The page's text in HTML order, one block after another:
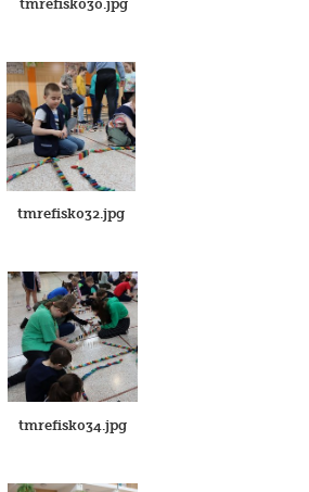
tmrefisk030.jpg
tmrefisk032.jpg
tmrefisk034.jpg